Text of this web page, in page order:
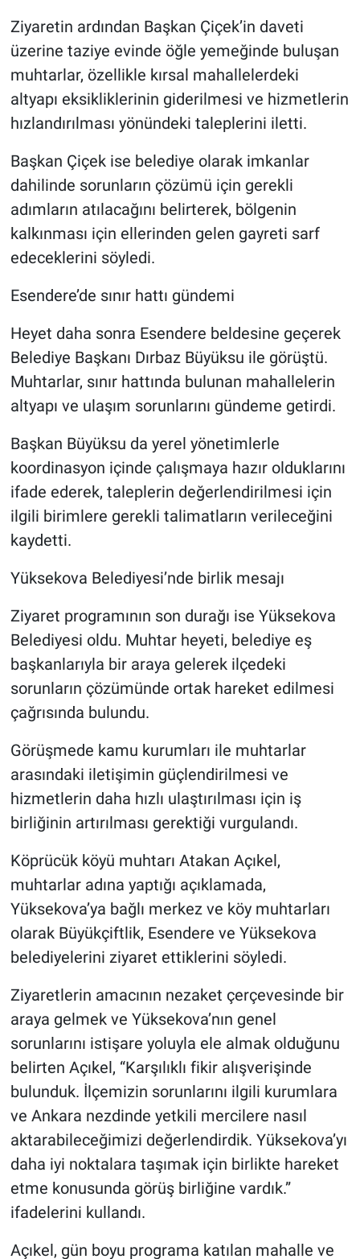
Ziyaretin ardından Başkan Çiçek’in daveti
üzerine taziye evinde öğle yemeğinde buluşan
muhtarlar, özellikle kırsal mahallelerdeki
altyapı eksikliklerinin giderilmesi ve hizmetlerin
hızlandırılması yönündeki taleplerini iletti.
Başkan Çiçek ise belediye olarak imkanlar
dahilinde sorunların çözümü için gerekli
adımların atılacağını belirterek, bölgenin
kalkınması için ellerinden gelen gayreti sarf
edeceklerini söyledi.
Esendere’de sınır hattı gündemi
Heyet daha sonra Esendere beldesine geçerek
Belediye Başkanı Dırbaz Büyüksu ile görüştü.
Muhtarlar, sınır hattında bulunan mahallelerin
altyapı ve ulaşım sorunlarını gündeme getirdi.
Başkan Büyüksu da yerel yönetimlerle
koordinasyon içinde çalışmaya hazır olduklarını
ifade ederek, taleplerin değerlendirilmesi için
ilgili birimlere gerekli talimatların verileceğini
kaydetti.
Yüksekova Belediyesi’nde birlik mesajı
Ziyaret programının son durağı ise Yüksekova
Belediyesi oldu. Muhtar heyeti, belediye eş
başkanlarıyla bir araya gelerek ilçedeki
sorunların çözümünde ortak hareket edilmesi
çağrısında bulundu.
Görüşmede kamu kurumları ile muhtarlar
arasındaki iletişimin güçlendirilmesi ve
hizmetlerin daha hızlı ulaştırılması için iş
birliğinin artırılması gerektiği vurgulandı.
Köprücük köyü muhtarı Atakan Açıkel,
muhtarlar adına yaptığı açıklamada,
Yüksekova’ya bağlı merkez ve köy muhtarları
olarak Büyükçiftlik, Esendere ve Yüksekova
belediyelerini ziyaret ettiklerini söyledi.
Ziyaretlerin amacının nezaket çerçevesinde bir
araya gelmek ve Yüksekova’nın genel
sorunlarını istişare yoluyla ele almak olduğunu
belirten Açıkel, “Karşılıklı fikir alışverişinde
bulunduk. İlçemizin sorunlarını ilgili kurumlara
ve Ankara nezdinde yetkili mercilere nasıl
aktarabileceğimizi değerlendirdik. Yüksekova’yı
daha iyi noktalara taşımak için birlikte hareket
etme konusunda görüş birliğine vardık.”
ifadelerini kullandı.
Açıkel, gün boyu programa katılan mahalle ve